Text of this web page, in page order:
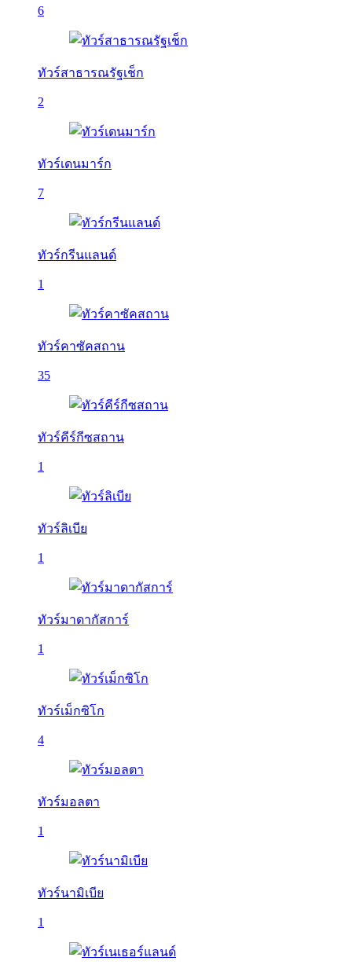
6
ทัวร์สาธารณรัฐเช็ก
2
ทัวร์เดนมาร์ก
7
ทัวร์กรีนแลนด์
1
ทัวร์คาซัคสถาน
35
ทัวร์คีร์กีซสถาน
1
ทัวร์ลิเบีย
1
ทัวร์มาดากัสการ์
1
ทัวร์เม็กซิโก
4
ทัวร์มอลตา
1
ทัวร์นามิเบีย
1